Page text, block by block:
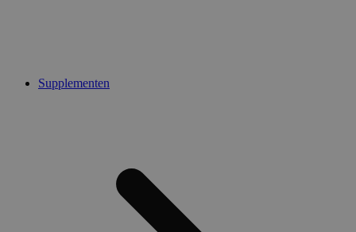
Supplementen